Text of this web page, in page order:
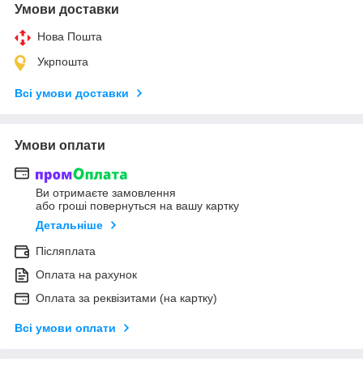
Умови доставки
Нова Пошта
Укрпошта
Всі умови доставки
Умови оплати
Ви отримаєте замовлення
або гроші повернуться на вашу картку
Детальніше
Післяплата
Оплата на рахунок
Оплата за реквізитами (на картку)
Всі умови оплати